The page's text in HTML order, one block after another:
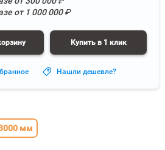
от 1 000 000₽
Купить в 1 клик
Нашли дешевле?
мм